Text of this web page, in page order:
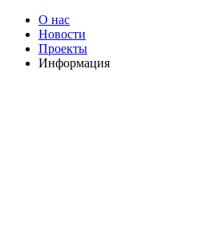
О нас
Новости
Проекты
Информация